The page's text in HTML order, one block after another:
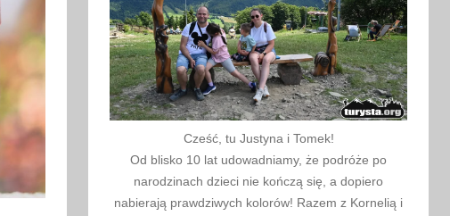
Cześć, tu Justyna i Tomek!
Od blisko 10 lat udowadniamy, że podróże po
narodzinach dzieci nie kończą się, a dopiero
nabierają prawdziwych kolorów! Razem z Kornelią i